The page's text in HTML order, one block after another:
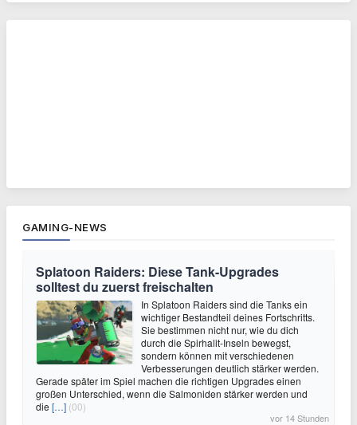
GAMING-NEWS
Splatoon Raiders: Diese Tank-Upgrades
solltest du zuerst freischalten
In Splatoon Raiders sind die Tanks ein
wichtiger Bestandteil deines Fortschritts.
Sie bestimmen nicht nur, wie du dich
durch die Spirhalit-Inseln bewegst,
sondern können mit verschiedenen
Verbesserungen deutlich stärker werden.
Gerade später im Spiel machen die richtigen Upgrades einen
großen Unterschied, wenn die Salmoniden stärker werden und
die […] (00)
vor 14 Stunden